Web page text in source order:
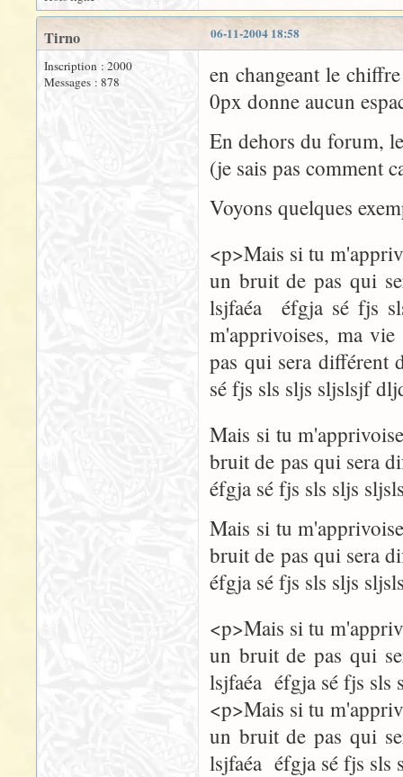
06-11-2004 18:58
Tirno
Inscription : 2000
Messages : 878
en changeant le
0px donne aucun
En dehors du forum,
(je sais pas comment
Voyons quelques
<p>Mais si tu
un bruit de pas qui
lsjfaéa éfgja sé fjs
m'apprivoises, ma
pas qui sera
sé fjs sls sljs sljslsjf
Mais si tu
bruit de pas qui sera
éfgja sé fjs sls sljs
Mais si tu
bruit de pas qui sera
éfgja sé fjs sls sljs
<p>Mais si tu
un bruit de pas qui
lsjfaéa éfgja sé fjs
<p>Mais si tu
un bruit de pas qui
lsjfaéa éfgja sé fjs